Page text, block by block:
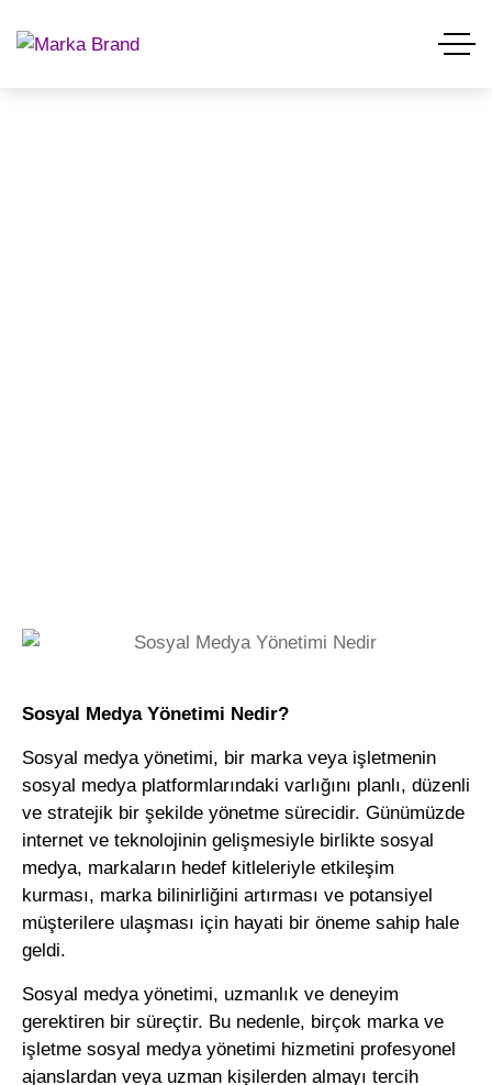
Sosyal Medya Yönetimi Nedir?
Sosyal medya yönetimi, bir marka veya işletmenin
sosyal medya platformlarındaki varlığını planlı, düzenli
ve stratejik bir şekilde yönetme sürecidir. Günümüzde
internet ve teknolojinin gelişmesiyle birlikte sosyal
medya, markaların hedef kitleleriyle etkileşim
kurması, marka bilinirliğini artırması ve potansiyel
müşterilere ulaşması için hayati bir öneme sahip hale
geldi.
Sosyal medya yönetimi, uzmanlık ve deneyim
gerektiren bir süreçtir. Bu nedenle, birçok marka ve
işletme sosyal medya yönetimi hizmetini profesyonel
ajanslardan veya uzman kişilerden almayı tercih